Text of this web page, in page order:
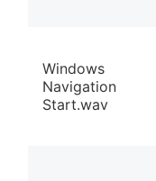
Windows
Navigation
Start.wav